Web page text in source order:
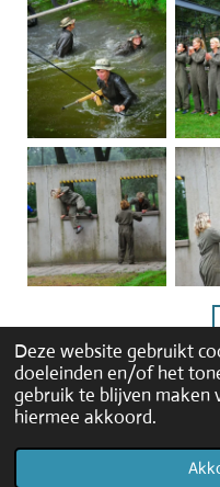
Deze website gebruikt
doeleinden en/of het
gebruik te blijven maken
hiermee akkoord.
© 2026 barlenoble.nl